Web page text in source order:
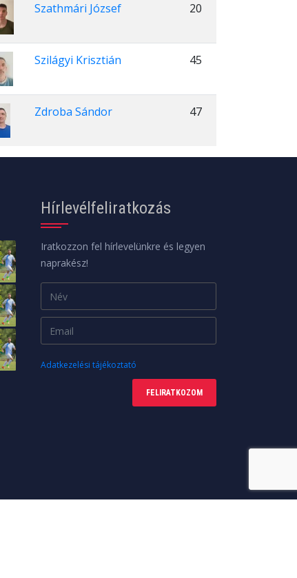
Szathmári József 20
Szilágyi Krisztián 45
Zdroba Sándor 47
Hírlevélfeliratkozás
Iratkozzon fel hírlevelünkre és legyen
naprakész!
Adatkezelési tájékoztató
FELIRATKOZOM